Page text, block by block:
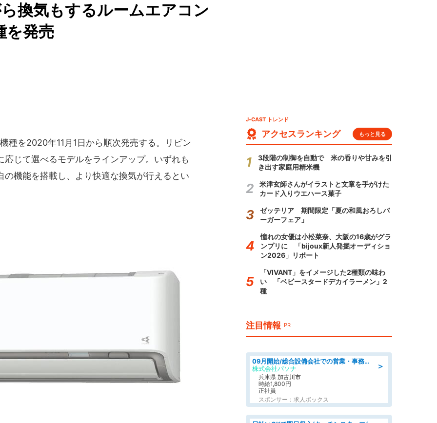
換気もするルームエアコン
を発売
種を2020年11月1日から順次発売する。リビン
じて選べるモデルをラインアップ。いずれも
機能を搭載し、より快適な換気が行えるとい
J-CAST トレンド
アクセスランキング もっと見る
3段階の制御を自動で 米の香りや甘みを引
き出す家庭用精米機
米津玄師さんがイラストと文章を手がけた
カード入りウエハース菓子
ゼッテリア 期間限定「夏の和風おろしバ
ーガーフェア」
憧れの女優は小松菜奈、大阪の16歳がグラ
ンプリに 「bijoux新人発掘オーディショ
ン2026」リポート
「VIVANT」をイメージした2種類の味わ
い 「ベビースタードデカイラーメン」2
種
注目情報 PR
＞
09月開始/総合設備会社での営業・事務のお仕事/車通勤可/賞与あり/営業/営業事務
株式会社パソナ
兵庫県 加古川市
時給1,800円
正社員
スポンサー：求人ボックス